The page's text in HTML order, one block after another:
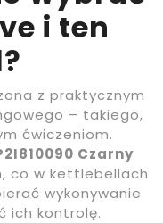
i ten
z praktycznym
– takiego,
ćwiczeniom.
Czarny
co w kettlebellach
wykonywanie
ich kontrolę.